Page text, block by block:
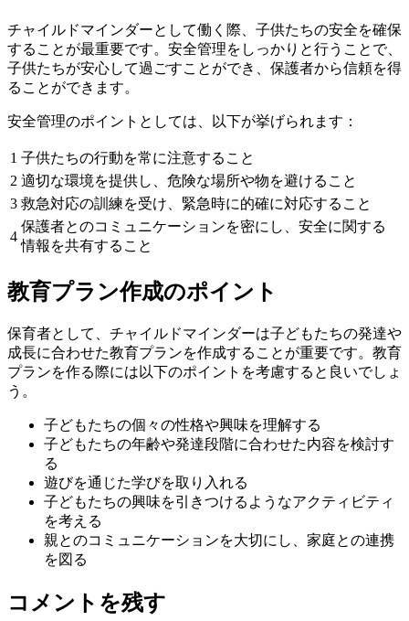
チャイルドマインダーとして働く際、子供たちの安全を確保
することが最重要です。安全管理をしっかりと行うことで、
子供たちが安心して過ごすことができ、保護者から信頼を得
ることができます。
安全管理のポイントとしては、以下が挙げられます：
1 子供たちの行動を常に注意すること
2 適切な環境を提供し、危険な場所や物を避けること
3 救急対応の訓練を受け、緊急時に的確に対応すること
4
保護者とのコミュニケーションを密にし、安全に関する
情報を共有すること
教育プラン作成のポイント
保育者として、チャイルドマインダーは子どもたちの発達や
成長に合わせた教育プランを作成することが重要です。教育
プランを作る際には以下のポイントを考慮すると良いでしょ
う。
子どもたちの個々の性格や興味を理解する
子どもたちの年齢や発達段階に合わせた内容を検討す
る
遊びを通じた学びを取り入れる
子どもたちの興味を引きつけるようなアクティビティ
を考える
親とのコミュニケーションを大切にし、家庭との連携
を図る
コメントを残す